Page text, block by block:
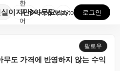
델의 AI 붐은 현실이지만, 아무도 가격에 반영하지 않...
한
국
어
GooglePlay
AppStore 로그인
팔로우
도 가격에 반영하지 않는 수익